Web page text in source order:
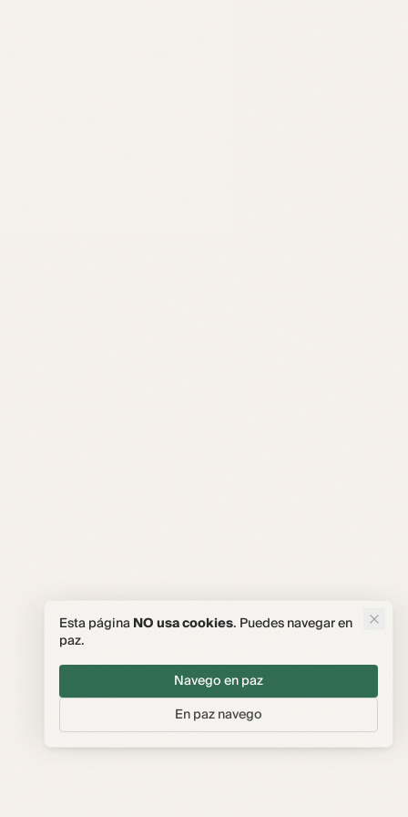
Esta páginaNO usa cookies. Puedes navegar en
paz.
Navego en paz
En paz navego